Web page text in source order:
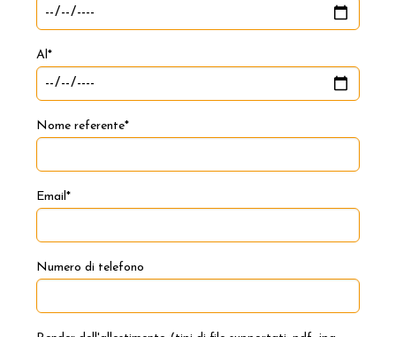
Al*
Nome referente*
Email*
Numero di telefono